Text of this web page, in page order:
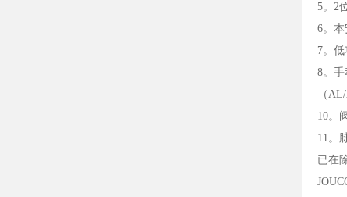
5。2
6。本
7。
8。手
（
10。
11。
已在